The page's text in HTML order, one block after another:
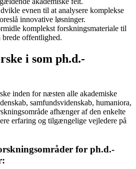
evnen til at analysere komplekse
innovative løsninger.
komplekst forskningsmateriale til
offentlighed.
i som ph.d.-
inden for næsten alle akademiske
samfundsvidenskab, humaniora,
afhænger af den enkelte
erfaring og tilgængelige vejledere på
for ph.d.-